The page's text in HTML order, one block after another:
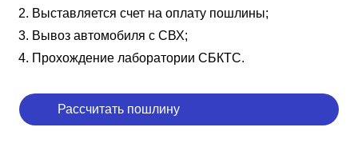
Выставляется счет на оплату пошлины;
Вывоз автомобиля с СВХ;
Прохождение лаборатории СБКТС.
Рассчитать пошлину